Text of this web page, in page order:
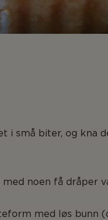
i små biter, og kna
noen få dråper
med løs bunn